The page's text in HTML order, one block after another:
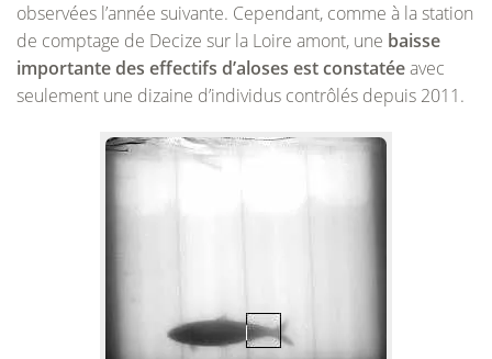
observées l’année suivante. Cependant, comme à la station
de comptage de Decize sur la Loire amont, une baisse
importante des effectifs d’aloses est constatéeavec
seulement une dizaine d’individus contrôlés depuis 2011.